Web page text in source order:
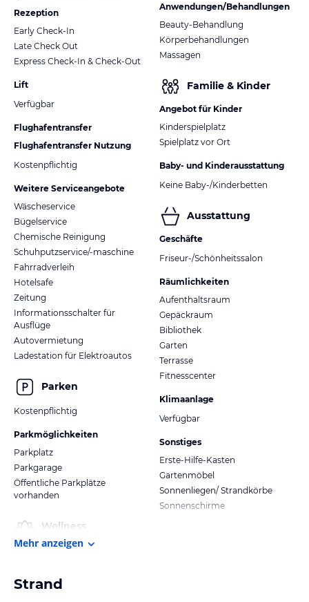
Rezeption
Early Check-In
Late Check Out
Express Check-In & Check-Out
Lift
Verfügbar
Flughafentransfer
Flughafentransfer Nutzung
Kostenpflichtig
Weitere Serviceangebote
Wäscheservice
Bügelservice
Chemische Reinigung
Schuhputzservice/-maschine
Fahrradverleih
Hotelsafe
Zeitung
Informationsschalter für
Ausflüge
Autovermietung
Ladestation für Elektroautos
Parken
Kostenpflichtig
Parkmöglichkeiten
Parkplatz
Parkgarage
Öffentliche Parkplätze
vorhanden
Wellness
Anwendungen/Behandlungen
Beauty-Behandlung
Körperbehandlungen
Massagen
Familie & Kinder
Angebot für Kinder
Kinderspielplatz
Spielplatz vor Ort
Baby- und Kinderausstattung
Keine Baby-/Kinderbetten
Ausstattung
Geschäfte
Friseur-/Schönheitssalon
Räumlichkeiten
Aufenthaltsraum
Gepäckraum
Bibliothek
Garten
Terrasse
Fitnesscenter
Klimaanlage
Verfügbar
Sonstiges
Erste-Hilfe-Kasten
Gartenmöbel
Sonnenliegen/ Strandkörbe
Sonnenschirme
Mehr anzeigen
Strand